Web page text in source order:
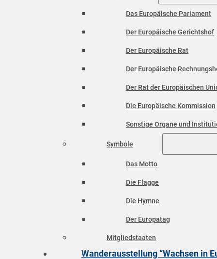
Das Europäische Parlament
Der Europäische Gerichtshof
Der Europäische Rat
Der Europäische
Der Rat der Europäischen
Die Europäische Kommission
Sonstige Organe und
Symbole
Das Motto
Die Flagge
Die Hymne
Der Europatag
Mitgliedstaaten
Wanderausstellung “Wachsen in